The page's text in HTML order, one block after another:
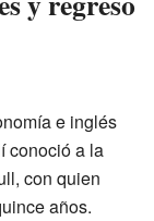
e inglés
conoció a la
con quien
años.